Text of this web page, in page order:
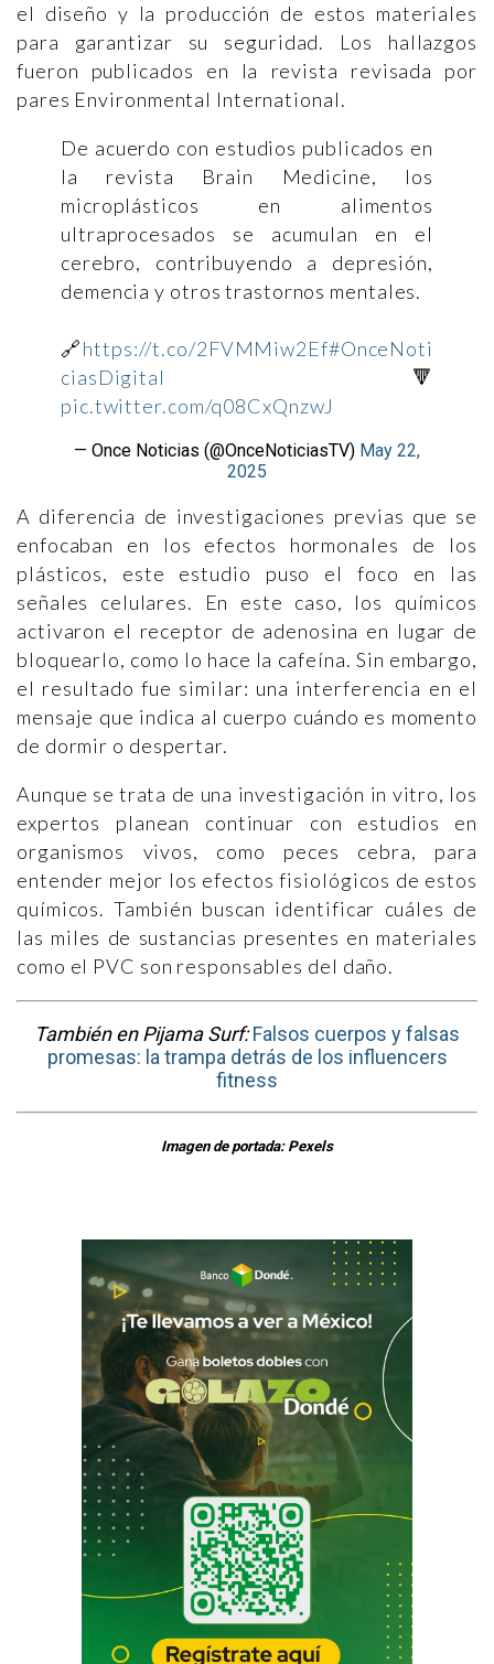
el diseño y la producción de estos materiales
para garantizar su seguridad. Los hallazgos
fueron publicados en la revista revisada por
pares Environmental International.
De acuerdo con estudios publicados en
la revista Brain Medicine, los
microplásticos en alimentos
ultraprocesados se acumulan en el
cerebro, contribuyendo a depresión,
demencia y otros trastornos mentales.
🔗https://t.co/2FVMMiw2Ef#OnceNoti
ciasDigital
🔻
pic.twitter.com/q08CxQnzwJ
— Once Noticias (@OnceNoticiasTV) May 22,
2025
A diferencia de investigaciones previas que se
enfocaban en los efectos hormonales de los
plásticos, este estudio puso el foco en las
señales celulares. En este caso, los químicos
activaron el receptor de adenosina en lugar de
bloquearlo, como lo hace la cafeína. Sin embargo,
el resultado fue similar: una interferencia en el
mensaje que indica al cuerpo cuándo es momento
de dormir o despertar.
Aunque se trata de una investigación in vitro, los
expertos planean continuar con estudios en
organismos vivos, como peces cebra, para
entender mejor los efectos fisiológicos de estos
químicos. También buscan identificar cuáles de
las miles de sustancias presentes en materiales
como el PVC son responsables del daño.
También en Pijama Surf:Falsos cuerpos y falsas
promesas: la trampa detrás de los influencers
fitness
Imagen de portada: Pexels